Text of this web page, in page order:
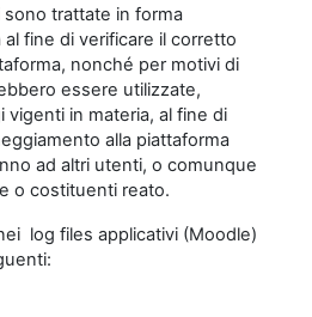
trattate in forma
fine di verificare il corretto
nonché per motivi di
essere utilizzate,
in materia, al fine di
alla piattaforma
ad altri utenti, o comunque
o costituenti reato.
log files applicativi (Moodle)